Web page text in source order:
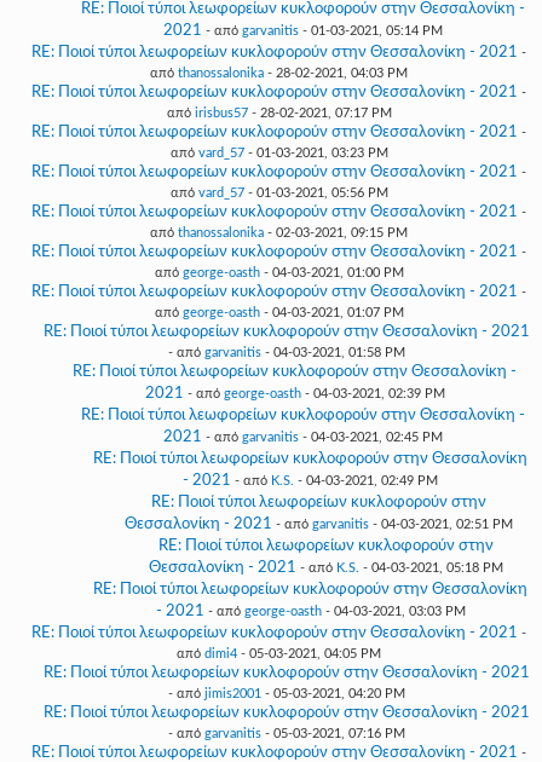
RE: Ποιοί τύποι λεωφορείων κυκλοφορούν στην Θεσσαλονίκη -
2021 - από garvanitis- 01-03-2021, 05:14 PM
RE: Ποιοί τύποι λεωφορείων κυκλοφορούν στην Θεσσαλονίκη - 2021 -
από thanossalonika - 28-02-2021, 04:03 PM
RE: Ποιοί τύποι λεωφορείων κυκλοφορούν στην Θεσσαλονίκη - 2021 -
από irisbus57- 28-02-2021, 07:17 PM
RE: Ποιοί τύποι λεωφορείων κυκλοφορούν στην Θεσσαλονίκη - 2021 -
από vard_57- 01-03-2021, 03:23 PM
RE: Ποιοί τύποι λεωφορείων κυκλοφορούν στην Θεσσαλονίκη - 2021 -
από vard_57- 01-03-2021, 05:56 PM
RE: Ποιοί τύποι λεωφορείων κυκλοφορούν στην Θεσσαλονίκη - 2021 -
από thanossalonika - 02-03-2021, 09:15 PM
RE: Ποιοί τύποι λεωφορείων κυκλοφορούν στην Θεσσαλονίκη - 2021 -
από george-oasth- 04-03-2021, 01:00 PM
RE: Ποιοί τύποι λεωφορείων κυκλοφορούν στην Θεσσαλονίκη - 2021 -
από george-oasth- 04-03-2021, 01:07 PM
RE: Ποιοί τύποι λεωφορείων κυκλοφορούν στην Θεσσαλονίκη - 2021
- από garvanitis - 04-03-2021, 01:58 PM
RE: Ποιοί τύποι λεωφορείων κυκλοφορούν στην Θεσσαλονίκη -
2021 - από george-oasth- 04-03-2021, 02:39 PM
RE: Ποιοί τύποι λεωφορείων κυκλοφορούν στην Θεσσαλονίκη -
2021 - από garvanitis- 04-03-2021, 02:45 PM
RE: Ποιοί τύποι λεωφορείων κυκλοφορούν στην Θεσσαλονίκη
- 2021 - από K.S. - 04-03-2021, 02:49 PM
RE: Ποιοί τύποι λεωφορείων κυκλοφορούν στην
Θεσσαλονίκη - 2021 - από garvanitis- 04-03-2021, 02:51 PM
RE: Ποιοί τύποι λεωφορείων κυκλοφορούν στην
Θεσσαλονίκη - 2021 - από K.S. - 04-03-2021, 05:18 PM
RE: Ποιοί τύποι λεωφορείων κυκλοφορούν στην Θεσσαλονίκη
- 2021 - από george-oasth- 04-03-2021, 03:03 PM
RE: Ποιοί τύποι λεωφορείων κυκλοφορούν στην Θεσσαλονίκη - 2021 -
από dimi4 - 05-03-2021, 04:05 PM
RE: Ποιοί τύποι λεωφορείων κυκλοφορούν στην Θεσσαλονίκη - 2021
- από jimis2001 - 05-03-2021, 04:20 PM
RE: Ποιοί τύποι λεωφορείων κυκλοφορούν στην Θεσσαλονίκη - 2021
- από garvanitis - 05-03-2021, 07:16 PM
RE: Ποιοί τύποι λεωφορείων κυκλοφορούν στην Θεσσαλονίκη - 2021 -